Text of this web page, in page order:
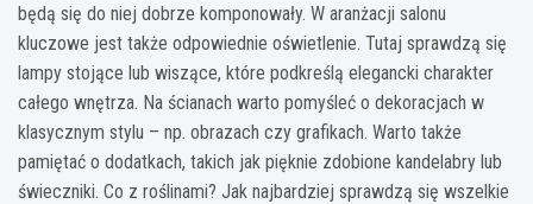
będą się do niej dobrze komponowały. W aranżacji salonu
kluczowe jest także odpowiednie oświetlenie. Tutaj sprawdzą się
lampy stojące lub wiszące, które podkreślą elegancki charakter
całego wnętrza. Na ścianach warto pomyśleć o dekoracjach w
klasycznym stylu – np. obrazach czy grafikach. Warto także
pamiętać o dodatkach, takich jak pięknie zdobione kandelabry lub
świeczniki. Co z roślinami? Jak najbardziej sprawdzą się wszelkie